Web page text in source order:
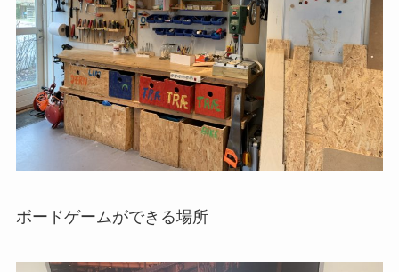
ボードゲームができる場所